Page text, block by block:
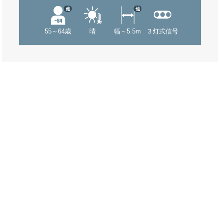
55～64歳
他
晴 幅～5.5m
他
３灯式信号